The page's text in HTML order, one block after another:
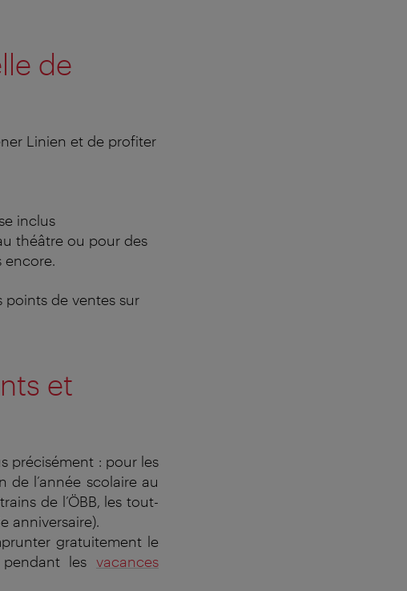
de
Linien et de profiter
inclus
théâtre ou pour des
encore.
points de ventes sur
et
précisément : pour les
de l’année scolaire au
de l’ÖBB, les tout-
anniversaire).
gratuitement le
pendant lesvacances